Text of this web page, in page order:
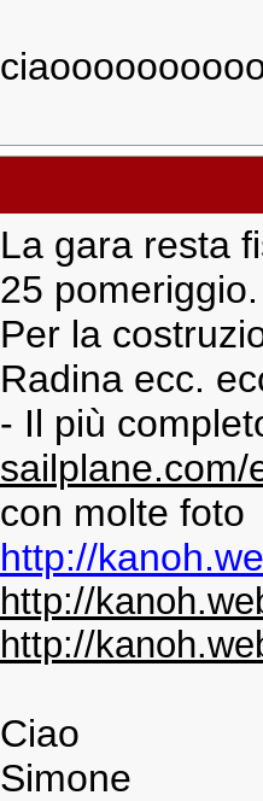
La gara resta
25 pomeriggio.
Per la
Radina ecc.
- Il più
con molte foto
http://
http://
http://
Ciao
Simone